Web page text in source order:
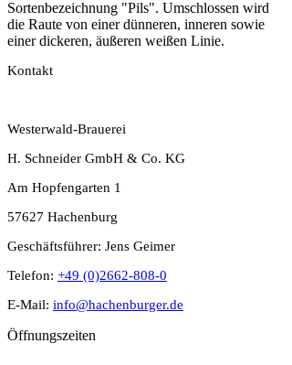
Kontakt
Westerwald-Brauerei
H. Schneider GmbH & Co. KG
Am Hopfengarten 1
57627 Hachenburg
Geschäftsführer: Jens Geimer
Telefon: +49 (0)2662-808-0
E-Mail: info@hachenburger.de
Öffnungszeiten